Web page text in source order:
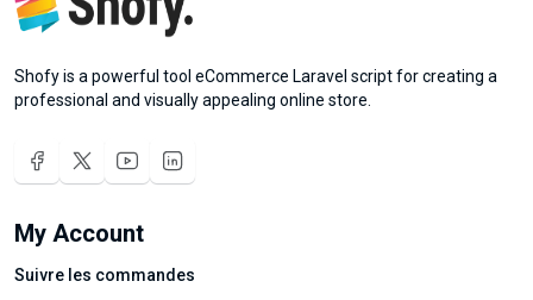
Shofy is a powerful tool eCommerce Laravel script for creating a
professional and visually appealing online store.
My Account
Suivre les commandes